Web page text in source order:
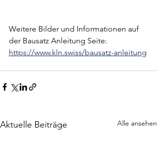
Weitere Bilder und Informationen auf
der Bausatz Anleitung Seite:
https://www.kln.swiss/bausatz-anleitung
Aktuelle Beiträge Alle ansehen